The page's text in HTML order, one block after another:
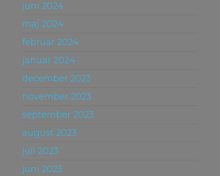
juni 2024
maj 2024
februar 2024
januar 2024
december 2023
november 2023
september 2023
august 2023
juli 2023
juni 2023